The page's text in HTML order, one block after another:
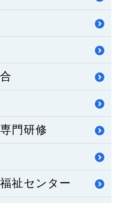
門研修
祉センター